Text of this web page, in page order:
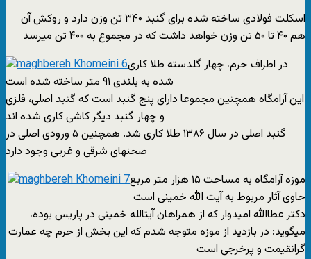
اسکلت فولادی ساخته شده برای گنبد ۳۴۰ تن وزن دارد و روکش آن
هم ۴۰ تا ۵۰ تن وزن خواهد داشت که در مجموع به ۴۰۰ تن میرسد
در اطراف حرم، چهار گلدسته طلا کاری
شده به بلندی ۹۱ متر ساخته شده است
این آرامگاه همچنین مجموعا دارای پنج گنبد است که گنبد اصلی، فلزی
و چهار گنبد دیگر کاشی کاری شده اند
گنبد اصلی در سال ۱۳۸۶ طلا کاری شد. همچنین ۵ ورودی اصلی در
صحنهای شرقی و غربی وجود دارد
موزه آرامگاه به مساحت ۱۵ هزار متر مربع
حاوی آثار مربوط به آیت الله خمینی است
دکتر عطاالله امیدوار که از همراهان آیتالله خمینی در پاریس بوده،
میگوید: در بازدید از موزه متوجه شدم که این بخش از حرم چه عمارت
گرانقیمت و پرخرجی است